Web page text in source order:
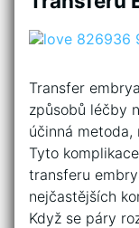
Transfer
způsobů léčby
účinná metoda,
Tyto
transferu
nejčastějších
Když se páry